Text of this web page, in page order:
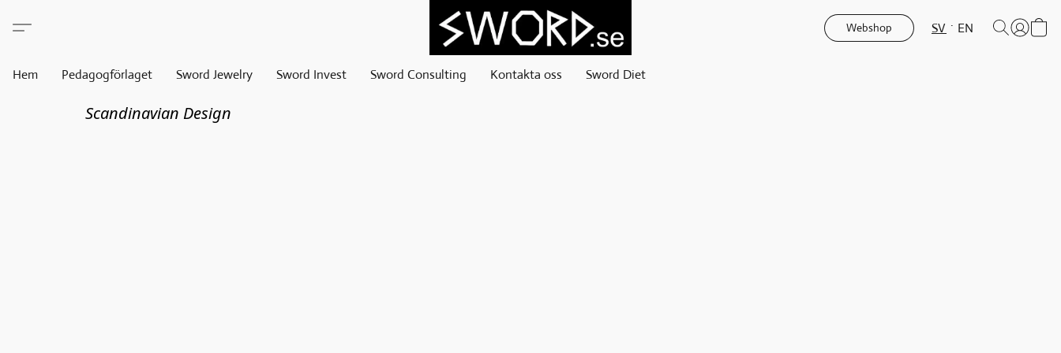
Webshop SV EN
Hem Pedagogförlaget Sword Jewelry Sword Invest Sword Consulting Kontakta oss Sword Diet
Scandinavian Design